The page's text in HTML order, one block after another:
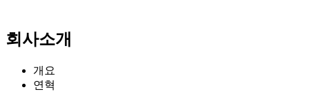
회사소개
개요
연혁